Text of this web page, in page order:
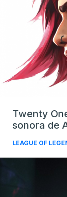
Twenty
sonora de
LEAGUE OF